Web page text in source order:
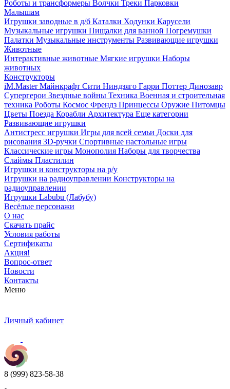
Роботы и трансформеры Волчки Треки Парковки
Малышам
Игрушки заводные в д/б Каталки Ходунки Карусели
Музыкальные игрушки Пищалки для ванной Погремушки
Палатки Музыкальные инструменты Развивающие игрушки
Животные
Интерактивные животные Мягкие игрушки Наборы
животных
Конструкторы
iM.Master Майнкрафт Сити Ниндзяго Гарри Поттер Динозавр
Супергерои Звездные войны Техника Военная и строительная
техника Роботы Космос Френдз Принцессы Оружие Питомцы
Цветы Поезда Корабли Архитектура Еще категории
Развивающие игрушки
Антистресс игрушки Игры для всей семьи Доски для
рисования 3D-ручки Спортивные настольные игры
Классические игры Монополия Наборы для творчества
Слаймы Пластилин
Игрушки и конструкторы на р/у
Игрушки на радиоуправлении Конструкторы на
радиоуправлении
Игрушки Labubu (Лабубу)
Весёлые персонажи
О нас
Скачать прайс
Условия работы
Сертификаты
Акция!
Вопрос-ответ
Новости
Контакты
Меню
Личный кабинет
8 (999) 823-58-38